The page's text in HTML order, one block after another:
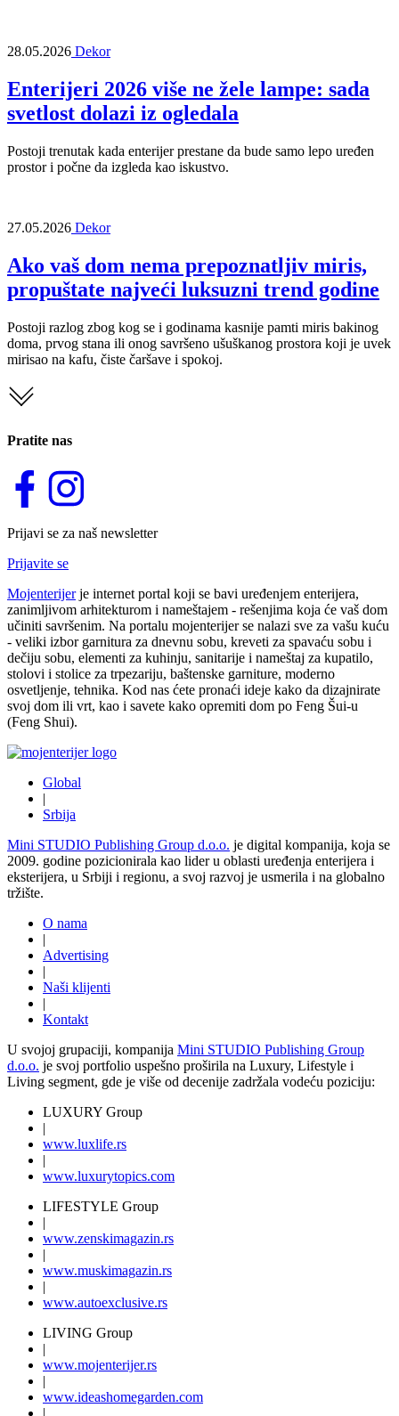
28.05.2026 Dekor
Enterijeri 2026 više ne žele lampe: sada
svetlost dolazi iz ogledala
Postoji trenutak kada enterijer prestane da bude samo lepo uređen
prostor i počne da izgleda kao iskustvo.
27.05.2026 Dekor
Ako vaš dom nema prepoznatljiv miris,
propuštate najveći luksuzni trend godine
Postoji razlog zbog kog se i godinama kasnije pamti miris bakinog
doma, prvog stana ili onog savršeno ušuškanog prostora koji je uvek
mirisao na kafu, čiste čaršave i spokoj.
Pratite nas
Prijavi se za naš newsletter
Prijavite se
Mojenterijerje internet portal koji se bavi uređenjem enterijera,
zanimljivom arhitekturom i nameštajem - rešenjima koja će vaš dom
učiniti savršenim. Na portalu mojenterijer se nalazi sve za vašu kuću
- veliki izbor garnitura za dnevnu sobu, kreveti za spavaću sobu i
dečiju sobu, elementi za kuhinju, sanitarije i nameštaj za kupatilo,
stolovi i stolice za trpezariju, baštenske garniture, moderno
osvetljenje, tehnika. Kod nas ćete pronaći ideje kako da dizajnirate
svoj dom ili vrt, kao i savete kako opremiti dom po Feng Šui-u
(Feng Shui).
Global
|
Srbija
Mini STUDIO Publishing Group d.o.o. je digital kompanija, koja se
2009. godine pozicionirala kao lider u oblasti uređenja enterijera i
eksterijera, u Srbiji i regionu, a svoj razvoj je usmerila i na globalno
tržište.
O nama
|
Advertising
|
Naši klijenti
|
Kontakt
U svojoj grupaciji, kompanija Mini STUDIO Publishing Group
d.o.o. je svoj portfolio uspešno proširila na Luxury, Lifestyle i
Living segment, gde je više od decenije zadržala vodeću poziciju:
LUXURY Group
|
www.luxlife.rs
|
www.luxurytopics.com
LIFESTYLE Group
|
www.zenskimagazin.rs
|
www.muskimagazin.rs
|
www.autoexclusive.rs
LIVING Group
|
www.mojenterijer.rs
|
www.ideashomegarden.com